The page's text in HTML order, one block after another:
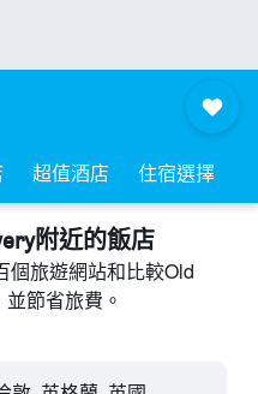
超值酒店 住宿選擇
附近​的飯店
個旅遊網站和比較Old
節省旅費。